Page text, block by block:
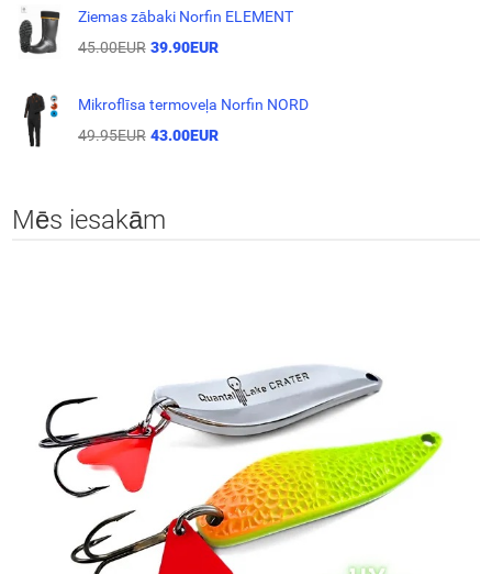
Ziemas zābaki Norfin ELEMENT
45.00EUR 39.90EUR
Mikroflīsa termoveļa Norfin NORD
49.95EUR 43.00EUR
Mēs iesakām